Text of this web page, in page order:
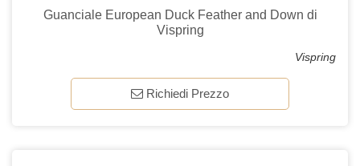
Guanciale European Duck Feather and Down di
Vispring
Vispring
Richiedi Prezzo